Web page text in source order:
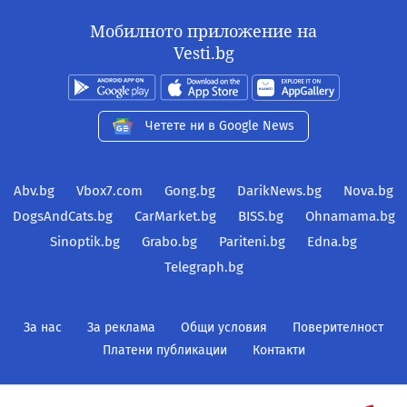
Мобилното приложение на
Vesti.bg
Четете ни в Google News
Abv.bg Vbox7.com Gong.bg DarikNews.bg
Nova.bg
DogsAndCats.bg
CarMarket.bg BISS.bg
Ohnamama.bg
Sinoptik.bg
Grabo.bg Pariteni.bg
Edna.bg
Telegraph.bg
За нас За реклама Общи условия
Поверителност
Платени публикации
Контакти